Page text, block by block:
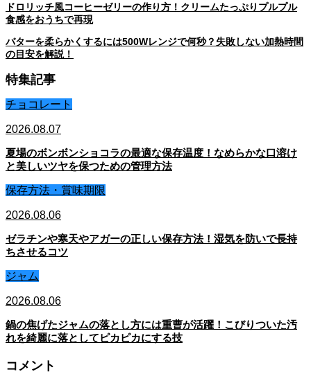
ドロリッチ風コーヒーゼリーの作り方！クリームたっぷりプルプル
食感をおうちで再現
バターを柔らかくするには500Wレンジで何秒？失敗しない加熱時間
の目安を解説！
特集記事
チョコレート
2026.08.07
夏場のボンボンショコラの最適な保存温度！なめらかな口溶け
と美しいツヤを保つための管理方法
保存方法・賞味期限
2026.08.06
ゼラチンや寒天やアガーの正しい保存方法！湿気を防いで長持
ちさせるコツ
ジャム
2026.08.06
鍋の焦げたジャムの落とし方には重曹が活躍！こびりついた汚
れを綺麗に落としてピカピカにする技
コメント